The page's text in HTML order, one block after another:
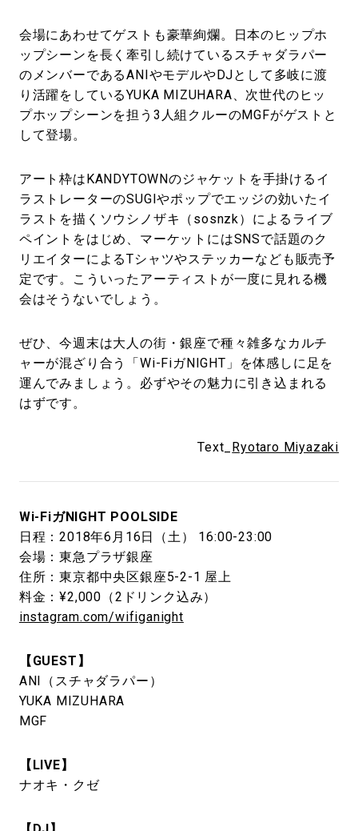
会場にあわせてゲストも豪華絢爛。日本のヒップホ
ップシーンを長く牽引し続けているスチャダラパー
のメンバーであるANIやモデルやDJとして多岐に渡
り活躍をしているYUKA MIZUHARA、次世代のヒッ
プホップシーンを担う3人組クルーのMGFがゲストと
して登場。
アート枠はKANDYTOWNのジャケットを手掛けるイ
ラストレーターのSUGIやポップでエッジの効いたイ
ラストを描くソウシノザキ（sosnzk）によるライブ
ペイントをはじめ、マーケットにはSNSで話題のク
リエイターによるTシャツやステッカーなども販売予
定です。こういったアーティストが一度に見れる機
会はそうないでしょう。
ぜひ、今週末は大人の街・銀座で種々雑多なカルチ
ャーが混ざり合う「Wi-FiガNIGHT」を体感しに足を
運んでみましょう。必ずやその魅力に引き込まれる
はずです。
Text_ Ryotaro Miyazaki
Wi-FiガNIGHT POOLSIDE
日程：2018年6月16日（土） 16:00-23:00
会場：東急プラザ銀座
住所：東京都中央区銀座5-2-1 屋上
料金：¥2,000（2ドリンク込み）
instagram.com/wifiganight
【GUEST】
ANI（スチャダラパー）
YUKA MIZUHARA
MGF
【LIVE】
ナオキ・クゼ